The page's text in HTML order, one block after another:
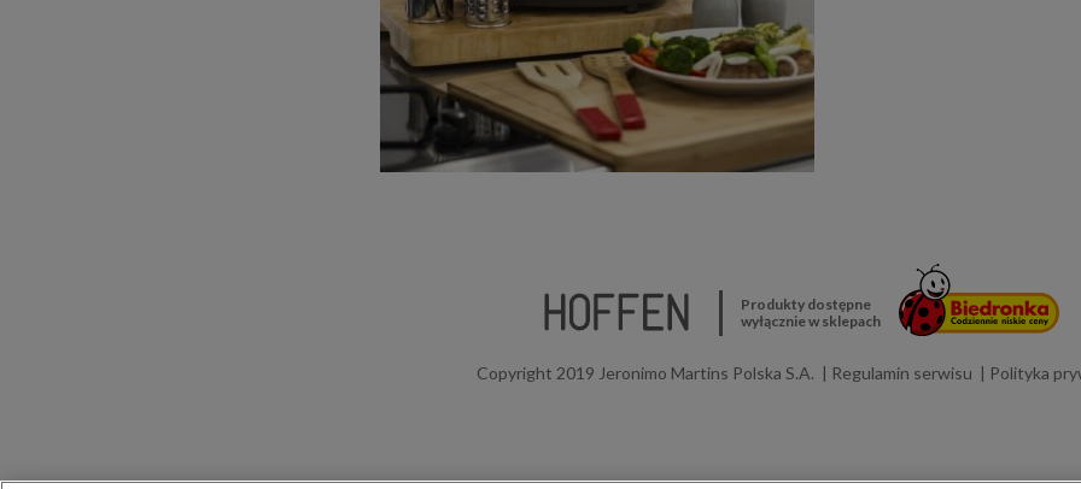
Produkty dostępne
wyłącznie w sklepach
Copyright 2019 Jeronimo Martins Polska S.A. Regulamin serwisu Polityka